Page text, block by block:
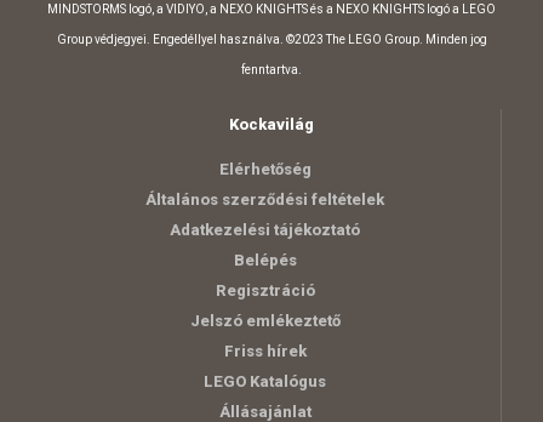
MINDSTORMS logó, a VIDIYO, a NEXO KNIGHTS és a NEXO KNIGHTS logó a LEGO
Group védjegyei. Engedéllyel használva. ©2023 The LEGO Group. Minden jog
fenntartva.
Kockavilág
Elérhetőség
Általános szerződési feltételek
Adatkezelési tájékoztató
Belépés
Regisztráció
Jelszó emlékeztető
Friss hírek
LEGO Katalógus
Állásajánlat